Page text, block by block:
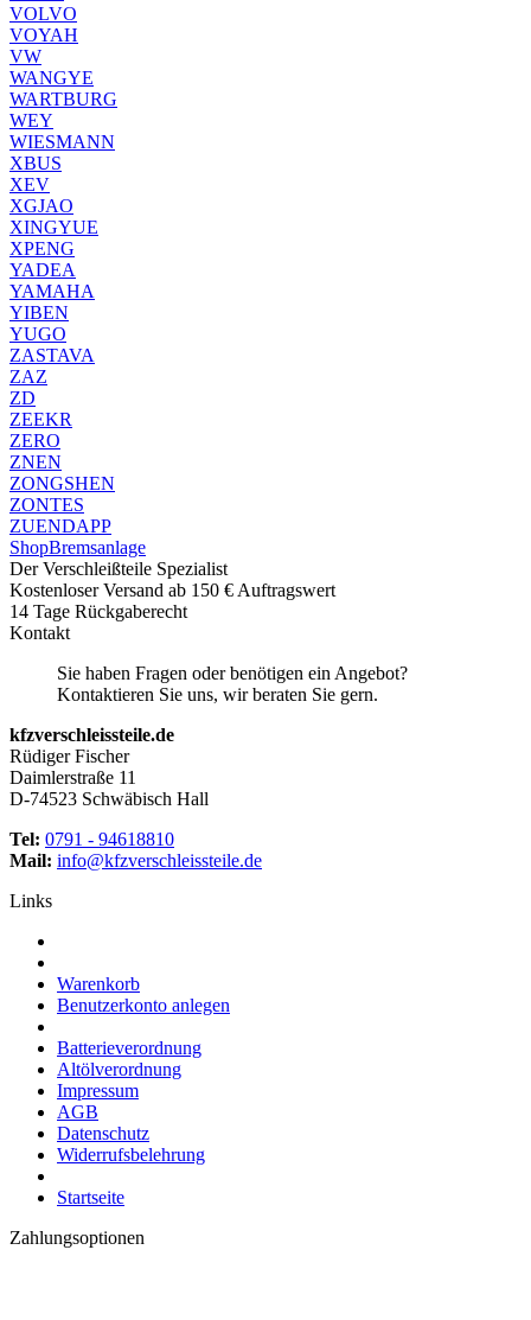
VOLVO
VOYAH
VW
WANGYE
WARTBURG
WEY
WIESMANN
XBUS
XEV
XGJAO
XINGYUE
XPENG
YADEA
YAMAHA
YIBEN
YUGO
ZASTAVA
ZAZ
ZD
ZEEKR
ZERO
ZNEN
ZONGSHEN
ZONTES
ZUENDAPP
ShopBremsanlage
Der Verschleißteile Spezialist
Kostenloser Versand ab 150 € Auftragswert
14 Tage Rückgaberecht
Kontakt
Sie haben Fragen oder benötigen ein Angebot?
Kontaktieren Sie uns, wir beraten Sie gern.
kfzverschleissteile.de
Rüdiger Fischer
Daimlerstraße 11
D-74523 Schwäbisch Hall
Tel: 0791 - 94618810
Mail: info@kfzverschleissteile.de
Links
Warenkorb
Benutzerkonto anlegen
Batterieverordnung
Altölverordnung
Impressum
AGB
Datenschutz
Widerrufsbelehrung
Startseite
Zahlungsoptionen